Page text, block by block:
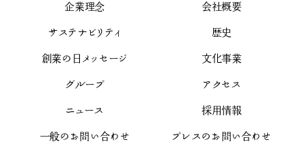
企業理念
会社概要
サステナビリティ
歴史
創業の日メッセージ
文化事業
グループ
アクセス
ニュース
採用情報
一般のお問い合わせ
プレスのお問い合わせ